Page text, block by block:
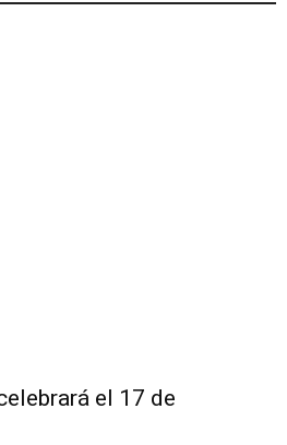
el 17 de